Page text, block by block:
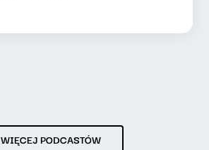
WIĘCEJ PODCASTÓW